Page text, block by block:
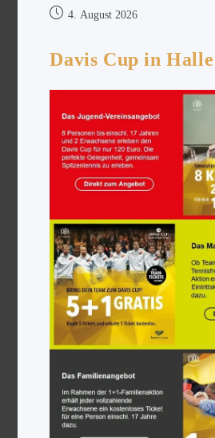
4. August 2026
Davis Cup in Halle